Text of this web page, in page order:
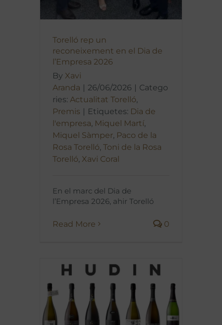
Torelló rep un
reconeixement en el Dia de
l’Empresa 2026
By Xavi
Aranda | 26/06/2026 | Catego
ries: Actualitat Torelló,
Premis | Etiquetes: Dia de
l'empresa, Miquel Martí,
Miquel Sàmper, Paco de la
Rosa Torelló, Toni de la Rosa
Torelló, Xavi Coral
En el marc del Dia de
l’Empresa 2026, ahir Torelló
Read More 0